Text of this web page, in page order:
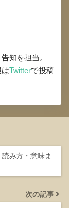
知を担当。
Twitterで投稿
読み方・意味ま
次の記事